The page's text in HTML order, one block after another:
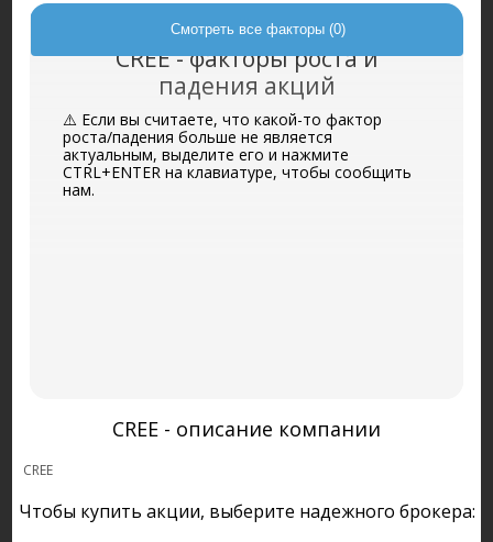
CREE - факторы роста и
падения акций
Смотреть все факторы (0)
⚠️ Если вы считаете, что какой-то фактор
роста/падения больше не является
актуальным, выделите его и нажмите
CTRL+ENTER на клавиатуре, чтобы сообщить
нам.
CREE - описание компании
CREE
Чтобы купить акции, выберите надежного брокера: